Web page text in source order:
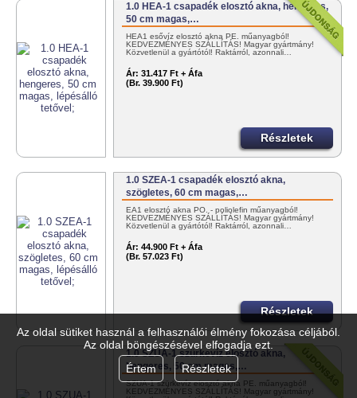
Az oldal sütiket használ a felhasználói élmény fokozása céljából.
Az oldal böngészésével elfogadja ezt.
Értem
Részletek
1.0 HEA-1 csapadék elosztó akna, hengeres,
50 cm magas,…
HEA1 esővíz elosztó akna PE. műanyagból!
KEDVEZMÉNYES SZÁLLÍTÁS! Magyar gyártmány!
Közvetlenül a gyártótól! Raktárról, azonnali…
Ár: 31.417 Ft + Áfa
(Br. 39.900 Ft)
Részletek
1.0 SZEA-1 csapadék elosztó akna,
szögletes, 60 cm magas,…
EA1 elosztó akna PO. - poliolefin műanyagból!
KEDVEZMÉNYES SZÁLLÍTÁS! Magyar gyártmány!
Közvetlenül a gyártótól! Raktárról, azonnali…
Ár: 44.900 Ft + Áfa
(Br. 57.023 Ft)
Részletek
1.0 SZUA-1 szürkevíz elosztó akna,
hengeres, 50 cm magas,…
SZUA-1 szürkevíz elosztó akna PE. műanyagból!
KEDVEZMÉNYES SZÁLLÍTÁS! Magyar gyártmány!